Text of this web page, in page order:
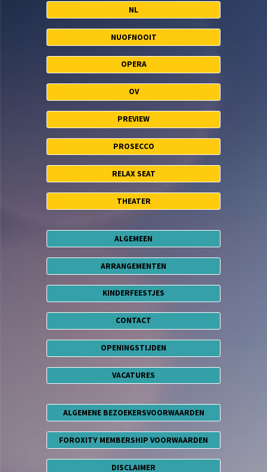
NL
NUOFNOOIT
OPERA
OV
PREVIEW
PROSECCO
RELAX SEAT
THEATER
ALGEMEEN
ARRANGEMENTEN
KINDERFEESTJES
CONTACT
OPENINGSTIJDEN
VACATURES
ALGEMENE BEZOEKERSVOORWAARDEN
FOROXITY MEMBERSHIP VOORWAARDEN
DISCLAIMER